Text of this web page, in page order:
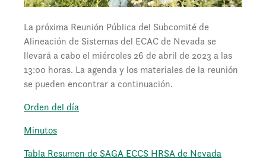
La próxima Reunión Pública del Subcomité de
Alineación de Sistemas del ECAC de Nevada se
llevará a cabo el miércoles 26 de abril de 2023 a las
13:00 horas. La agenda y los materiales de la reunión
se pueden encontrar a continuación.
Orden del día
Minutos
Tabla Resumen de SAGA ECCS HRSA de Nevada